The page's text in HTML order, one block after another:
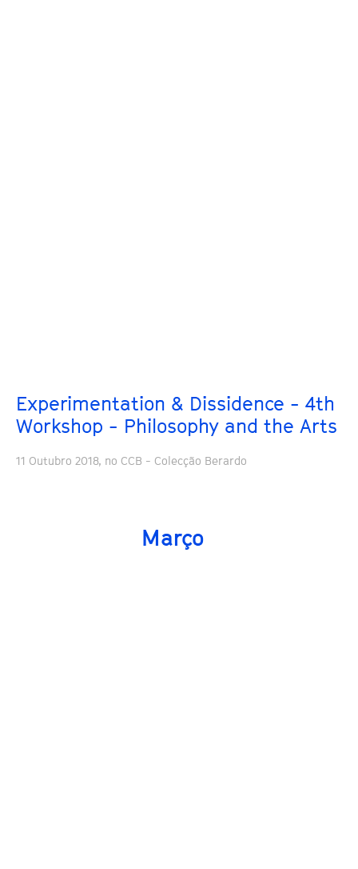
Experimentation & Dissidence - 4th
Workshop - Philosophy and the Arts
11 Outubro 2018, no CCB - Colecção Berardo
Março